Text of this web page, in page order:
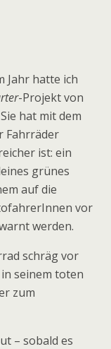
Jahr hatte ich
-Projekt von
hat mit dem
Fahrräder
ist: ein
grünes
auf die
vor
werden.
schräg vor
seinem toten
zum
– sobald es